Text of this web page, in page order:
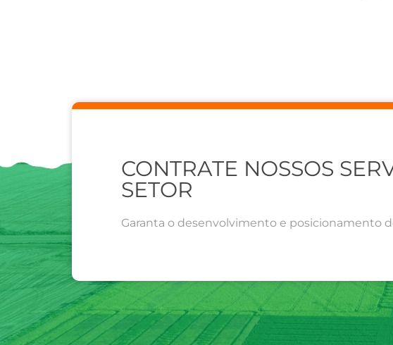
CONTRATE NOSSOS
SETOR
Garanta o desenvolvimento e posicionamento